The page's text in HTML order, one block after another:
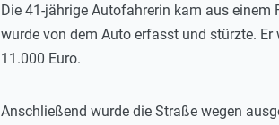
Die 41-jährige Autofahrerin kam aus
wurde von dem Auto erfasst und stürzte.
11.000 Euro.
Anschließend wurde die Straße wegen